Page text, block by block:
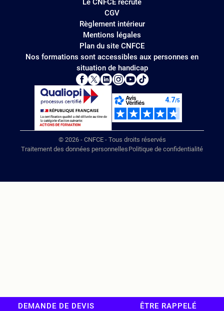
Le CNFCE recrute
CGV
Règlement intérieur
Mentions légales
Plan du site CNFCE
Nos formations sont accessibles aux personnes en
situation de handicap
© 2026 - CNFCE - Tous droits réservés
Traitement des données personnelles Politique de confidentialité
DEMANDE DE DEVIS ÊTRE RAPPELÉ